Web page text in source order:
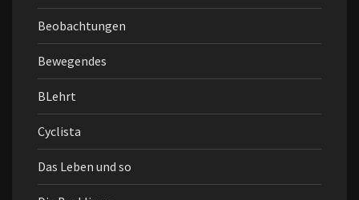
Beobachtungen
Bewegendes
BLehrt
Cyclista
Das Leben und so